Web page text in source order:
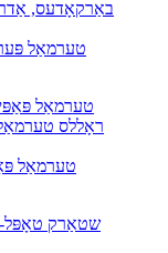
טערמאַל
טערמאַל